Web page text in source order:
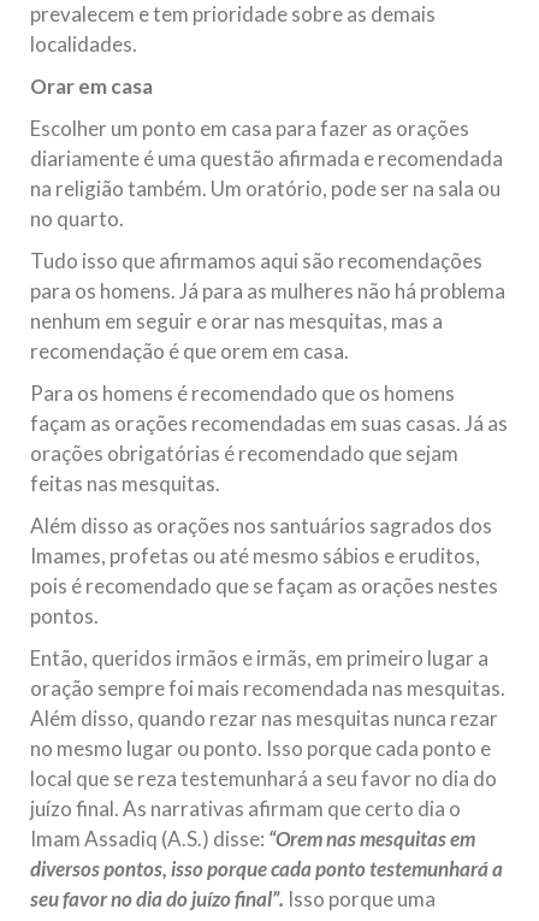
prevalecem e tem prioridade sobre as demais
localidades.
Orar em casa
Escolher um ponto em casa para fazer as orações
diariamente é uma questão afirmada e recomendada
na religião também. Um oratório, pode ser na sala ou
no quarto.
Tudo isso que afirmamos aqui são recomendações
para os homens. Já para as mulheres não há problema
nenhum em seguir e orar nas mesquitas, mas a
recomendação é que orem em casa.
Para os homens é recomendado que os homens
façam as orações recomendadas em suas casas. Já as
orações obrigatórias é recomendado que sejam
feitas nas mesquitas.
Além disso as orações nos santuários sagrados dos
Imames, profetas ou até mesmo sábios e eruditos,
pois é recomendado que se façam as orações nestes
pontos.
Então, queridos irmãos e irmãs, em primeiro lugar a
oração sempre foi mais recomendada nas mesquitas.
Além disso, quando rezar nas mesquitas nunca rezar
no mesmo lugar ou ponto. Isso porque cada ponto e
local que se reza testemunhará a seu favor no dia do
juízo final. As narrativas afirmam que certo dia o
Imam Assadiq (A.S.) disse: “Orem nas mesquitas em
diversos pontos, isso porque cada ponto testemunhará a
seu favor no dia do juízo final”. Isso porque uma